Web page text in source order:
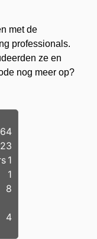
met de
professionals.
ze en
nog meer op?
64
23
1
1
8
4